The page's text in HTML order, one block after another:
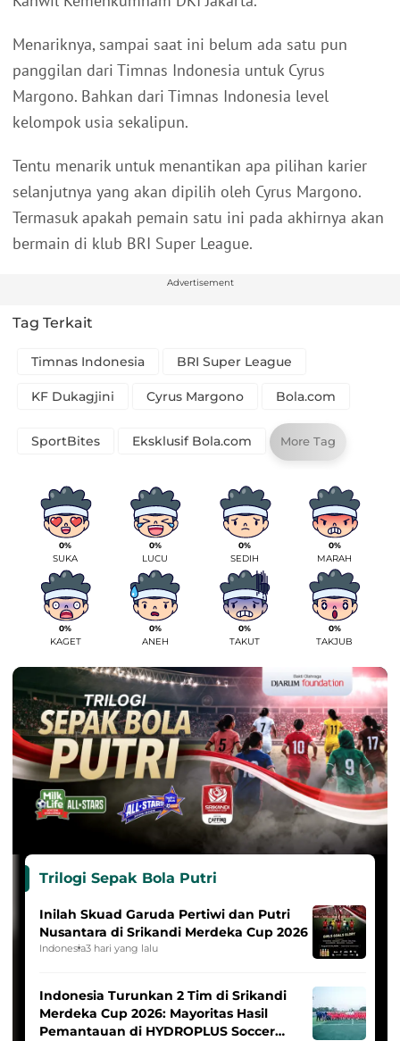
Menariknya, sampai saat ini belum ada satu pun
panggilan dari Timnas Indonesia untuk Cyrus
Margono. Bahkan dari Timnas Indonesia level
kelompok usia sekalipun.
Tentu menarik untuk menantikan apa pilihan karier
selanjutnya yang akan dipilih oleh Cyrus Margono.
Termasuk apakah pemain satu ini pada akhirnya akan
bermain di klub BRI Super League.
Advertisement
Tag Terkait
Timnas Indonesia BRI Super League
KF Dukagjini Cyrus Margono Bola.com
SportBites Eksklusif Bola.com More Tag
0%
SUKA
0%
LUCU
0%
SEDIH
0%
MARAH
0%
KAGET
0%
ANEH
0%
TAKUT
0%
TAKJUB
Trilogi Sepak Bola Putri
Inilah Skuad Garuda Pertiwi dan Putri
Nusantara di Srikandi Merdeka Cup 2026
Indonesia3 hari yang lalu
Indonesia Turunkan 2 Tim di Srikandi
Merdeka Cup 2026: Mayoritas Hasil
Pemantauan di HYDROPLUS Soccer